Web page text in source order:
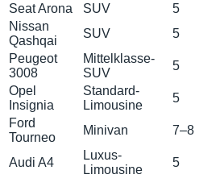
Seat Arona
SUV 5
Nissan
Qashqai
SUV 5
Peugeot
3008
Mittelklasse-
SUV
5
Opel
Insignia
Standard-
Limousine
5
Ford
Tourneo
Minivan 7–8
Audi A4
Luxus-
Limousine
5